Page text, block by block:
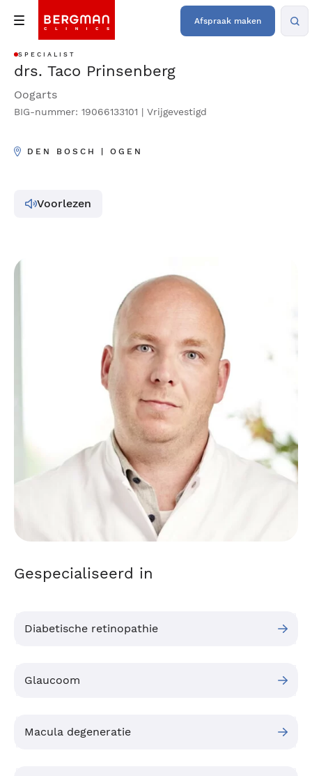
Afspraak maken
SPECIALIST
drs. Taco Prinsenberg
Oogarts
BIG-nummer: 19066133101 | Vrijgevestigd
DEN BOSCH | OGEN
Voorlezen
Gespecialiseerd in
Diabetische retinopathie
Glaucoom
Macula degeneratie